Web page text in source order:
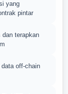
yang
pintar
dan terapkan
data off-chain